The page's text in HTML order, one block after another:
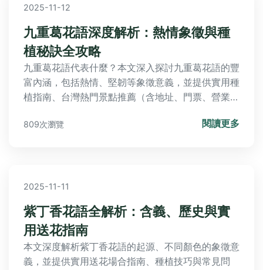
2025-11-12
九重葛花語深度解析：熱情象徵與種
植秘訣全攻略
九重葛花語代表什麼？本文深入探討九重葛花語的豐
富內涵，包括熱情、堅韌等象徵意義，並提供實用種
植指南、台灣熱門景點推薦（含地址、門票、營業時
都能獲得全面資訊，解決所有關於九重葛的疑問。
809次瀏覽 閱讀更多
2025-11-11
紫丁香花語全解析：含義、歷史與實
用送花指南
本文深度解析紫丁香花語的起源、不同顏色的象徵意
義，並提供實用送花場合指南、種植技巧與常見問